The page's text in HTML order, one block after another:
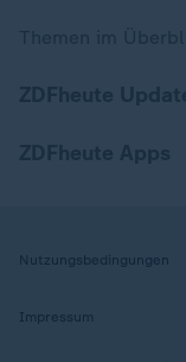
Nutzungsbedingungen
Impressum